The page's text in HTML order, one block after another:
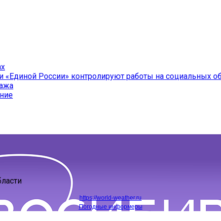
России» контролируют работы на социальных
https://world-weather.ru
Погодные информеры